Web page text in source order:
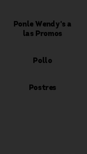
Ponle Wendy's a
las Promos
Pollo
Postres